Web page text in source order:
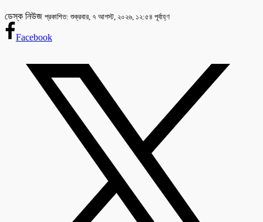
ডেস্ক নিউজ প্রকাশিত: শুক্রবার, ৭ আগস্ট, ২০২৬, ১২:৫৪ পূর্বাহ্ণ
Facebook